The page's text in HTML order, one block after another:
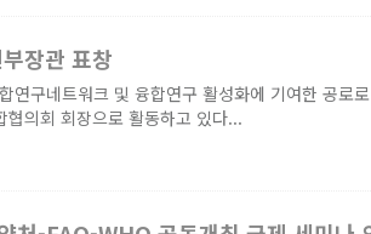
장관 표창
연구네트워크 및 융합연구 활성화에 기여한 공로
의회 회장으로 활동하고 있다...